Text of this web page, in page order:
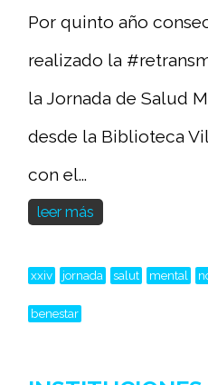
Por quinto año
realizado la
la Jornada de Salud
desde la Biblioteca
con el...
leer más
xxiv jornada salut mental
benestar